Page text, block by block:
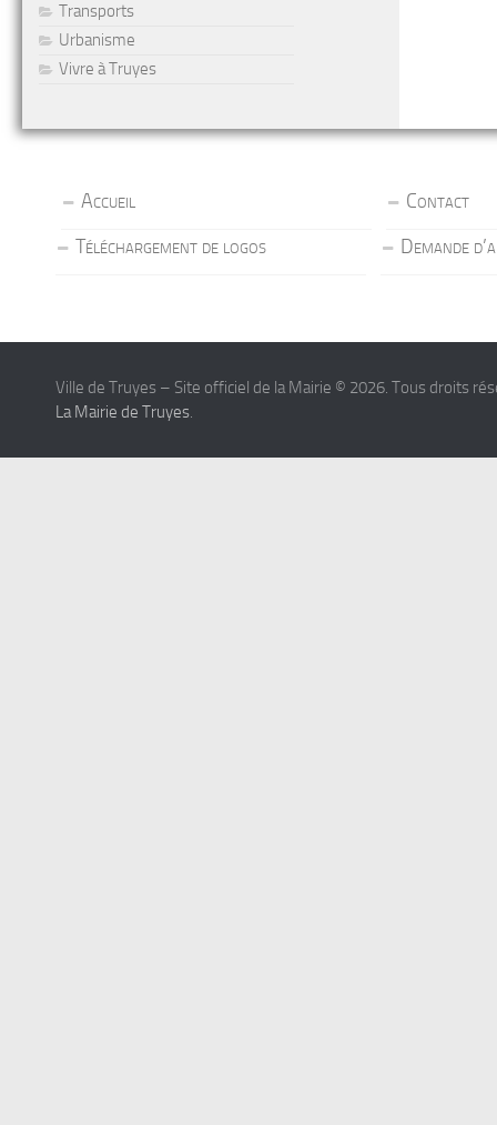
Transports
Urbanisme
Vivre à Truyes
Accueil
Contact
Téléchargement de logos
Demande
Ville de Truyes – Site officiel de la Mairie © 2026. Tous droits
La Mairie de Truyes.